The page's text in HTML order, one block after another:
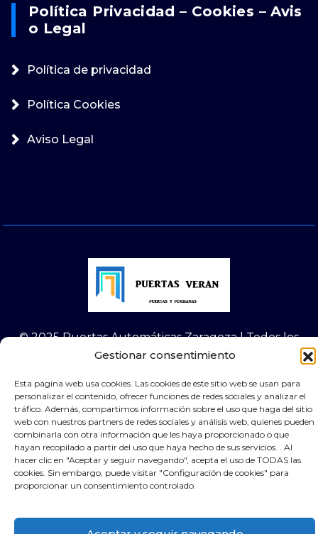
Gestionar consentimiento
Esta página web usa cookies. Las cookies de este sitio web se usan para
personalizar el contenido, ofrecer funciones de redes sociales y analizar el
tráfico. Además, compartimos información sobre el uso que haga del sitio
web con nuestros partners de redes sociales y análisis web, quienes pueden
combinarla con otra información que les haya proporcionado o que
hayan recopilado a partir del uso que haya hecho de sus servicios. . Al
hacer clic en "Aceptar y seguir navegando", acepta el uso de TODAS las
cookies. Sin embargo, puede visitar "Configuración de cookies" para
proporcionar un consentimiento controlado.
Política Privacidad – Cookies – Avis
O Legal
Política de privacidad
Política Cookies
Aviso Legal
© 2025 Puertas Automáticas Zaragoza | Todos los
derechos reservados Websocialmedia
Contacta por Whassap